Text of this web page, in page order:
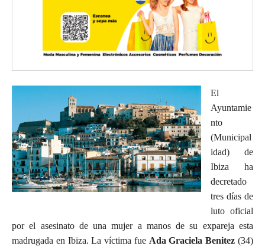
El
Ayuntamie
nto
(Municipal
idad) de
Ibiza ha
decretado
tres días de
luto oficial
por el asesinato de una mujer a manos de su expareja esta
madrugada en Ibiza. La víctima fue Ada Graciela Benitez(34)